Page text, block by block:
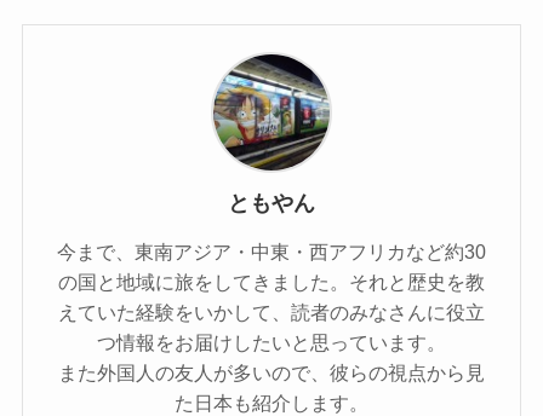
ともやん
今まで、東南アジア・中東・西アフリカなど約30
の国と地域に旅をしてきました。それと歴史を教
えていた経験をいかして、読者のみなさんに役立
つ情報をお届けしたいと思っています。
また外国人の友人が多いので、彼らの視点から見
た日本も紹介します。